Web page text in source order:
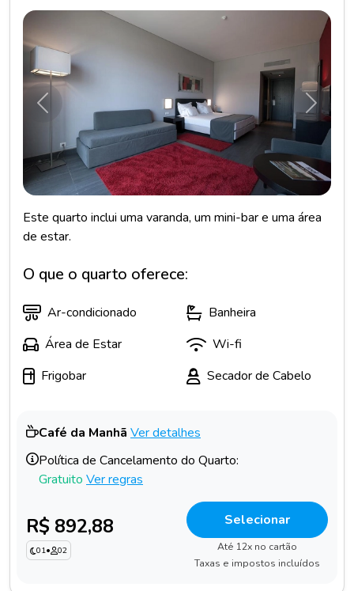
Anterior
Este quarto inclui uma varanda, um mini-bar e uma área
de estar.
O que o quarto oferece:
Ar-condicionado
Banheira
Área de Estar
Wi-fi
Frigobar
Secador de Cabelo
Café da Manhã Ver detalhes
Política de Cancelamento do Quarto:
Gratuito Ver regras
R$ 892,88
01• 02
Selecionar
Até 12x no cartão
Taxas e impostos incluídos